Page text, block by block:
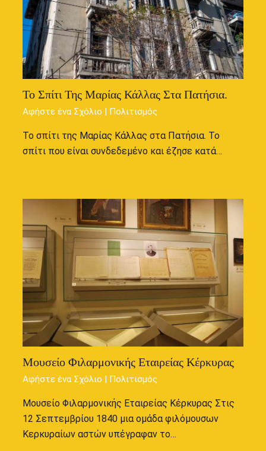
Το Σπίτι Της Μαρίας Κάλλας Στα Πατήσια.
Αφήστε ένα Σχόλιο | Πολιτισμός
Το σπίτι της Μαρίας Κάλλας στα Πατήσια. Το
σπίτι που είναι συνδεδεμένο και έζησε κατά…
Μουσείο Φιλαρμονικής Εταιρείας Κέρκυρας
Αφήστε ένα Σχόλιο | Πολιτισμός
Μουσείο Φιλαρμονικής Εταιρείας Κέρκυρας Στις
12 Σεπτεμβρίου 1840 μια ομάδα φιλόμουσων
Κερκυραίων αστών υπέγραφαν το…